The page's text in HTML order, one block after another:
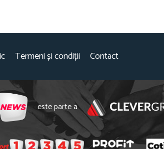
Termeni și condiții Contact
este parte a